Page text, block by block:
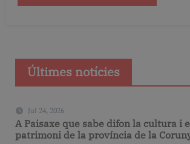
Últimes notícies
Jul 24, 2026
A Paisaxe que sabe difon la cultura i
patrimoni de la província de la